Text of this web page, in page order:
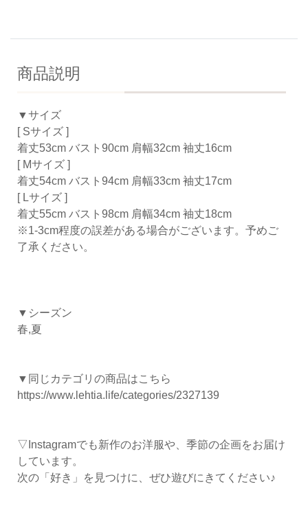
商品説明
▼サイズ
[ Sサイズ ]
着丈53cm バスト90cm 肩幅32cm 袖丈16cm
[ Mサイズ ]
着丈54cm バスト94cm 肩幅33cm 袖丈17cm
[ Lサイズ ]
着丈55cm バスト98cm 肩幅34cm 袖丈18cm
※1-3cm程度の誤差がある場合がございます。予めご
了承ください。
▼シーズン
春,夏
▼同じカテゴリの商品はこちら
https://www.lehtia.life/categories/2327139
▽Instagramでも新作のお洋服や、季節の企画をお届け
しています。
次の「好き」を見つけに、ぜひ遊びにきてください♪